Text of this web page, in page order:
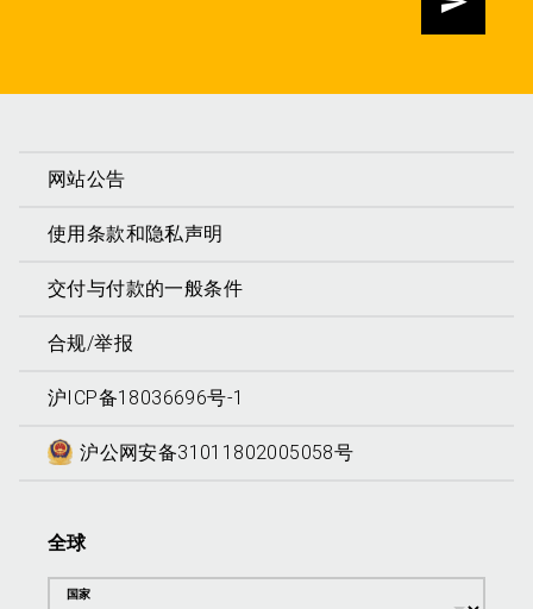
发送
网站公告
使用条款和隐私声明
交付与付款的一般条件
合规/举报
沪ICP备18036696号-1
沪公网安备31011802005058号
全球
国家